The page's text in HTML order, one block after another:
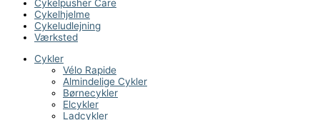
Cykelpusher Care
Cykelhjelme
Cykeludlejning
Værksted
Cykler
Vélo Rapide
Almindelige Cykler
Børnecykler
Elcykler
Ladcykler